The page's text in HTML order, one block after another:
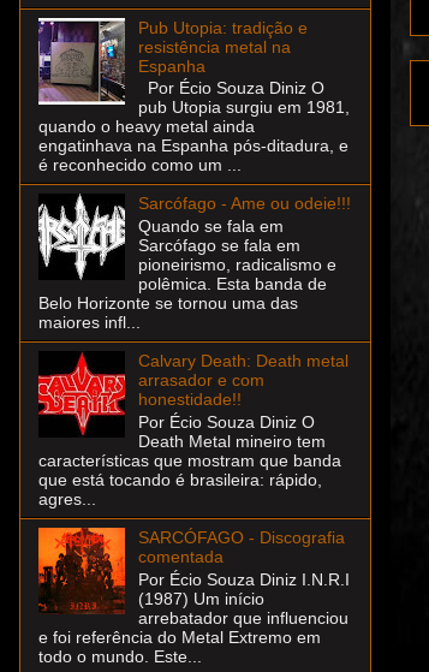
Pub Utopia: tradição e
resistência metal na
Espanha
Por Écio Souza Diniz O
pub Utopia surgiu em 1981,
quando o heavy metal ainda
engatinhava na Espanha pós-ditadura, e
é reconhecido como um ...
Sarcófago - Ame ou odeie!!!
Quando se fala em
Sarcófago se fala em
pioneirismo, radicalismo e
polêmica. Esta banda de
Belo Horizonte se tornou uma das
maiores infl...
Calvary Death: Death metal
arrasador e com
honestidade!!
Por Écio Souza Diniz O
Death Metal mineiro tem
características que mostram que banda
que está tocando é brasileira: rápido,
agres...
SARCÓFAGO - Discografia
comentada
Por Écio Souza Diniz I.N.R.I
(1987) Um início
arrebatador que influenciou
e foi referência do Metal Extremo em
todo o mundo. Este...